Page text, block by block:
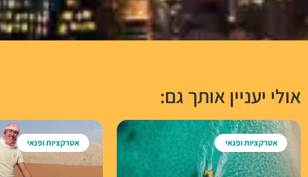
אולי יעניין אותך גם:
אטרקציות ופנאי אטרקציות ופנאי